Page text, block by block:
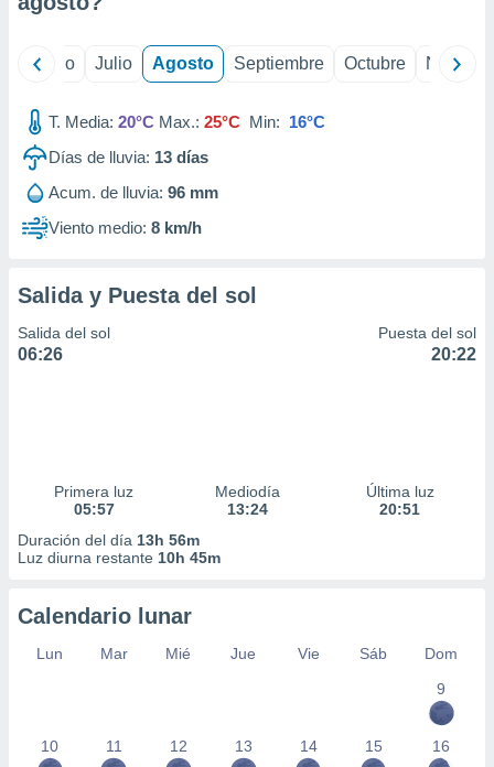
mediante
publicidad
publicidad
1199
Junio Julio Agosto Septiembre Octubre
T. Media: 20°C Max.: 25°C Min: 16°C
Días de lluvia: 13 días
Acum. de lluvia: 96 mm
Viento medio: 8 km/h
Salida y Puesta del sol
Salida del sol
06:26
Puesta del sol
20:22
Primera luz
05:57
Mediodía
13:24
Última luz
20:51
Duración del día 13h 56m
Luz diurna restante 10h 45m
Calendario lunar
Lun Mar Mié Jue Vie Sáb
Dom
9
10 11 12 13 14 15 16